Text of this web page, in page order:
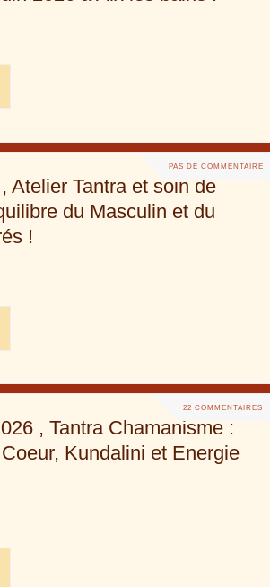
PAS DE COMMENTAIRE
Atelier Tantra et soin de
du Masculin et du
!
22 COMMENTAIRES
, Tantra Chamanisme :
Kundalini et Energie